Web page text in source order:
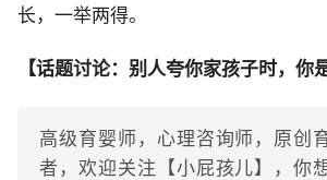
长，一举两得。
【话题讨论：别人夸你家孩子时，你
高级育婴师，心理咨询师，原创
者，欢迎关注【小屁孩儿】，你